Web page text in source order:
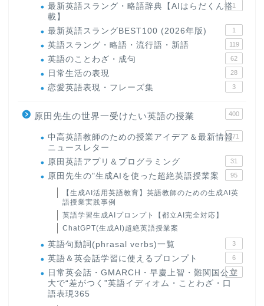
最新英語スラング・略語辞典【AIはらだくん搭
載】
1
最新英語スラングBEST100 (2026年版) 1
英語スラング・略語・流行語・新語 119
英語のことわざ・成句 62
日常生活の表現 28
恋愛英語表現・フレーズ集 3
原田先生の世界一受けたい英語の授業 400
中高英語教師のための授業アイデア＆最新情報
ニュースレター
171
原田英語アプリ＆プログラミング 31
原田先生の"生成AIを使った超絶英語授業案 95
【生成AI活用英語教育】英語教師のための生成AI英
語授業実践事例
英語学習生成AIプロンプト【都立AI完全対応】
ChatGPT(生成AI)超絶英語授業案
英語句動詞(phrasal verbs)一覧 3
英語＆英会話学習に使えるプロンプト 6
日常英会話・GMARCH・早慶上智・難関国公立
大で“差がつく”英語イディオム・ことわざ・口
語表現365
22